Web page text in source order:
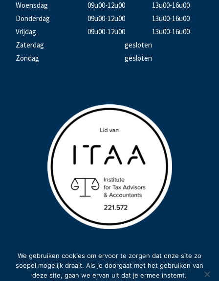
Woensdag
09u00-12u00
13u00-16u00
Donderdag
09u00-12u00
13u00-16u00
Vrijdag
09u00-12u00
13u00-16u00
Zaterdag
gesloten
Zondag
gesloten
© COPYRIGHT 2023 GEMA BV - ALLE RECHTEN
We gebruiken cookies om ervoor te zorgen dat onze site zo
soepel mogelijk draait. Als je doorgaat met het gebruiken van
deze site, gaan we ervan uit dat je ermee instemt.